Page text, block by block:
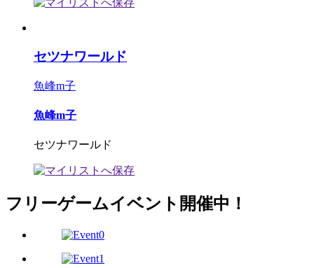
セツナワールド
魚峰m子
魚峰m子
セツナワールド
フリーゲームイベント開催中！